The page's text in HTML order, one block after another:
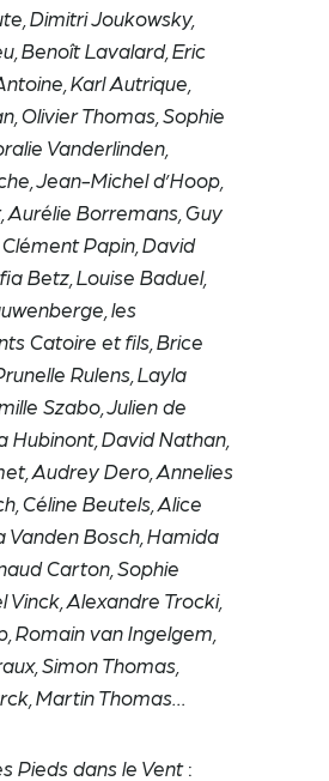
Dimitri Joukowsky,
Benoît Lavalard, Eric
Karl Autrique,
Olivier Thomas, Sophie
Vanderlinden,
Jean-Michel d’Hoop,
Aurélie Borremans, Guy
Papin, David
Betz, Louise Baduel,
les
Catoire et fils, Brice
Rulens, Layla
Szabo, Julien de
Hubinont, David Nathan,
Audrey Dero, Annelies
Céline Beutels, Alice
Vanden Bosch, Hamida
Carton, Sophie
Vinck, Alexandre Trocki,
Romain van Ingelgem,
Simon Thomas,
Martin Thomas…
Pieds dans le Vent: